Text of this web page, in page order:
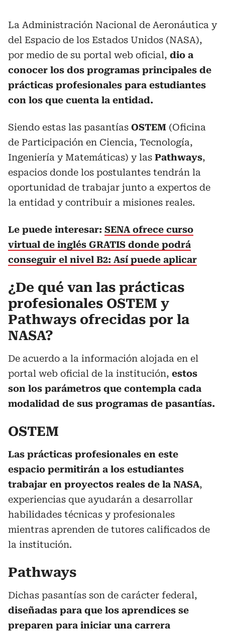
La Administración Nacional de Aeronáutica y
del Espacio de los Estados Unidos (NASA),
por medio de su portal web oficial, dio a
conocer los dos programas principales de
prácticas profesionales para estudiantes
con los que cuenta la entidad.
Siendo estas las pasantías OSTEM (Oficina
de Participación en Ciencia, Tecnología,
Ingeniería y Matemáticas) y las Pathways,
espacios donde los postulantes tendrán la
oportunidad de trabajar junto a expertos de
la entidad y contribuir a misiones reales.
Le puede interesar: SENA ofrece curso
virtual de inglés GRATIS donde podrá
conseguir el nivel B2: Así puede aplicar
¿De qué van las prácticas
profesionales OSTEM y
Pathways ofrecidas por la
NASA?
De acuerdo a la información alojada en el
portal web oficial de la institución, estos
son los parámetros que contempla cada
modalidad de sus programas de pasantías.
OSTEM
Las prácticas profesionales en este
espacio permitirán a los estudiantes
trabajar en proyectos reales de la NASA,
experiencias que ayudarán a desarrollar
habilidades técnicas y profesionales
mientras aprenden de tutores calificados de
la institución.
Pathways
Dichas pasantías son de carácter federal,
diseñadas para que los aprendices se
preparen para iniciar una carrera